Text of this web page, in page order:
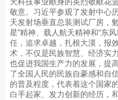
天科技事业献身的英烈敬献花
敬意。习近平参观了发射中心
天发射场垂直总装测试厂房，
星”精神、载人航天精神和“东
任，追求卓越，扎根大漠，报
术，不仅是民族智慧、经济实
也促进我国生产力的发展，提
了全国人民的民族自豪感和自
的普及程度，代表着这个国家
白手起家、发力创新的经历，